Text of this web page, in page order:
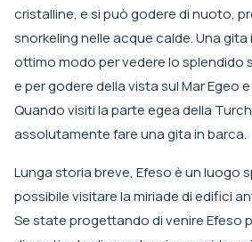
cristalline, e si può godere di nuoto,
snorkeling nelle acque calde. Una
ottimo modo per vedere lo splendido
e per godere della vista sul Mar Egeo
Quando visiti la parte egea della
assolutamente fare una gita in barca.
Lunga storia breve, Efeso è un luogo
possibile visitare la miriade di edifici
Se state progettando di venire Efeso